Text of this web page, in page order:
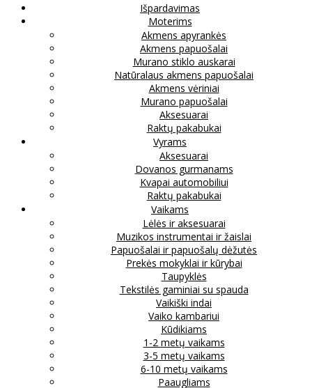
Išpardavimas
Moterims
Akmens apyrankės
Akmens papuošalai
Murano stiklo auskarai
Natūralaus akmens papuošalai
Akmens vėriniai
Murano papuošalai
Aksesuarai
Raktų pakabukai
Vyrams
Aksesuarai
Dovanos gurmanams
Kvapai automobiliui
Raktų pakabukai
Vaikams
Lėlės ir aksesuarai
Muzikos instrumentai ir žaislai
Papuošalai ir papuošalų dėžutės
Prekės mokyklai ir kūrybai
Taupyklės
Tekstilės gaminiai su spauda
Vaikiški indai
Vaiko kambariui
Kūdikiams
1-2 metų vaikams
3-5 metų vaikams
6-10 metų vaikams
Paaugliams